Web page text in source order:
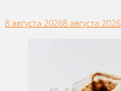
8 августа 20268 августа 2026